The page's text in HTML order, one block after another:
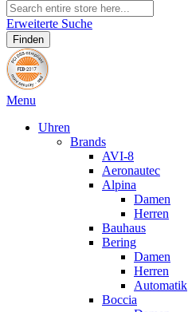
Erweiterte Suche
Finden
Menu
Uhren
Brands
AVI-8
Aeronautec
Alpina
Damen
Herren
Bauhaus
Bering
Damen
Herren
Automatik
Boccia